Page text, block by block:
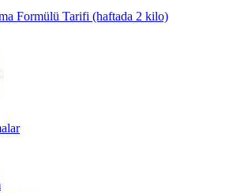
Formülü Tarifi (haftada 2 kilo)